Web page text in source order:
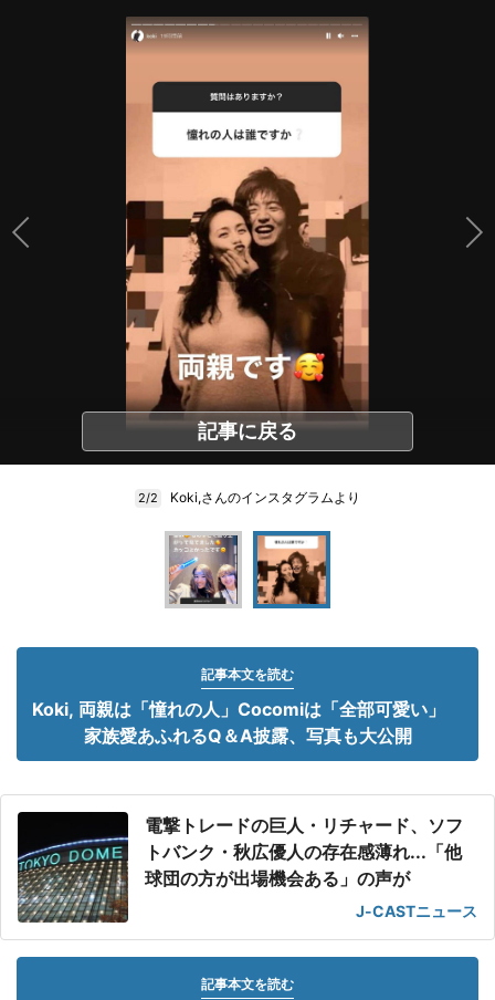
記事に戻る
2/2 Koki,さんのインスタグラムより
記事本文を読む
Koki, 両親は「憧れの人」Cocomiは「全部可愛い」
家族愛あふれるQ＆A披露、写真も大公開
電撃トレードの巨人・リチャード、ソフ
トバンク・秋広優人の存在感薄れ...「他
球団の方が出場機会ある」の声が
J-CASTニュース
記事本文を読む